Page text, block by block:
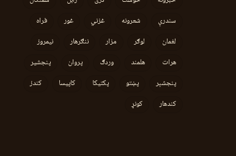
سندرې
شعرونه غزني غور
فراه
لغمان
لوګر مزار ننګرهار
نیمروز
هرات
هلمند وردګ پروان
پنجشیر
پنجشېر
پښتو پکتیکا کاپیسا
کندز
کندهار
کونړ